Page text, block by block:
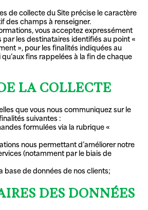
de collecte du Site précise le caractère
des champs à renseigner.
vous acceptez expressément
par les destinataires identifiés au point «
», pour les finalités indiquées au
fins rappelées à la fin de chaque
LA COLLECTE
que vous nous communiquez sur le
suivantes :
formulées via la rubrique «
nous permettant d’améliorer notre
(notamment par le biais de
base de données de nos clients;
DES DONNÉES